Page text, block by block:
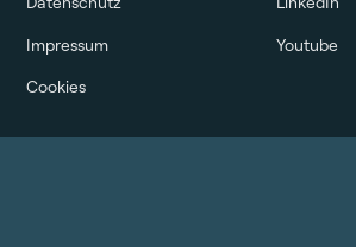
Impressum
Cookies
Youtube